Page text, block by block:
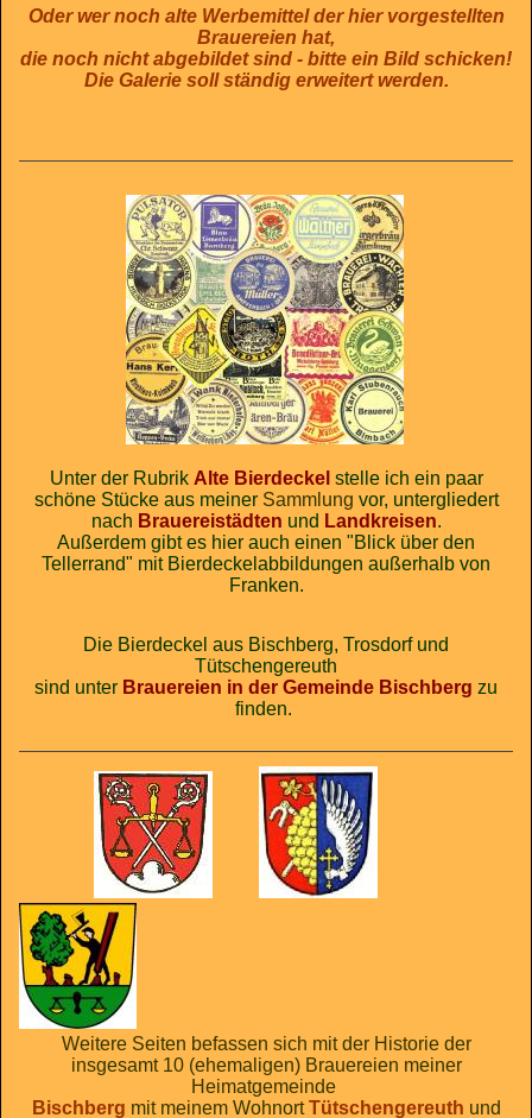
Oder wer noch alte Werbemittel der hier vorgestellten
Brauereien hat,
die noch nicht abgebildet sind - bitte ein Bild schicken!
Die Galerie soll ständig erweitert werden.
Unter der Rubrik Alte Bierdeckel stelle ich ein paar
schöne Stücke aus meiner Sammlung vor, untergliedert
nach Brauereistädten und Landkreisen.
Außerdem gibt es hier auch einen "Blick über den
Tellerrand" mit Bierdeckelabbildungen außerhalb von
Franken.
Die Bierdeckel aus Bischberg, Trosdorf und
Tütschengereuth
sind unter Brauereien in der Gemeinde Bischberg zu
finden.
Weitere Seiten befassen sich mit der Historie der
insgesamt 10 (ehemaligen) Brauereien meiner
Heimatgemeinde
Bischberg mit meinem WohnortTütschengereuth und